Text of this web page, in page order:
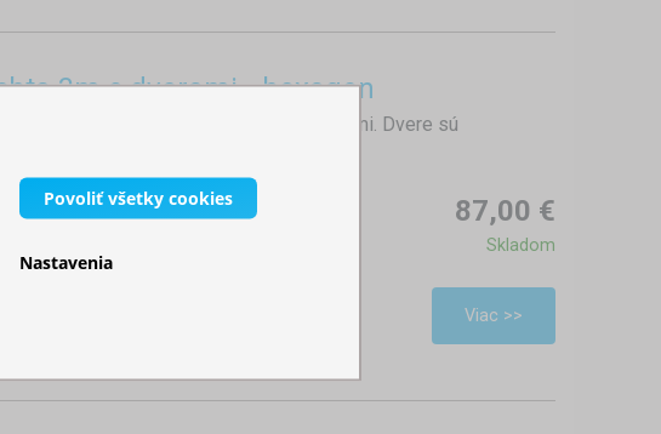
3m s dverami - hexagon
pre stan hexagon s jednoduchými dverami. Dvere sú
1000D (450g/m²)
87,00 €
Skladom
Viac >>
Povoliť všetky cookies
Nastavenia